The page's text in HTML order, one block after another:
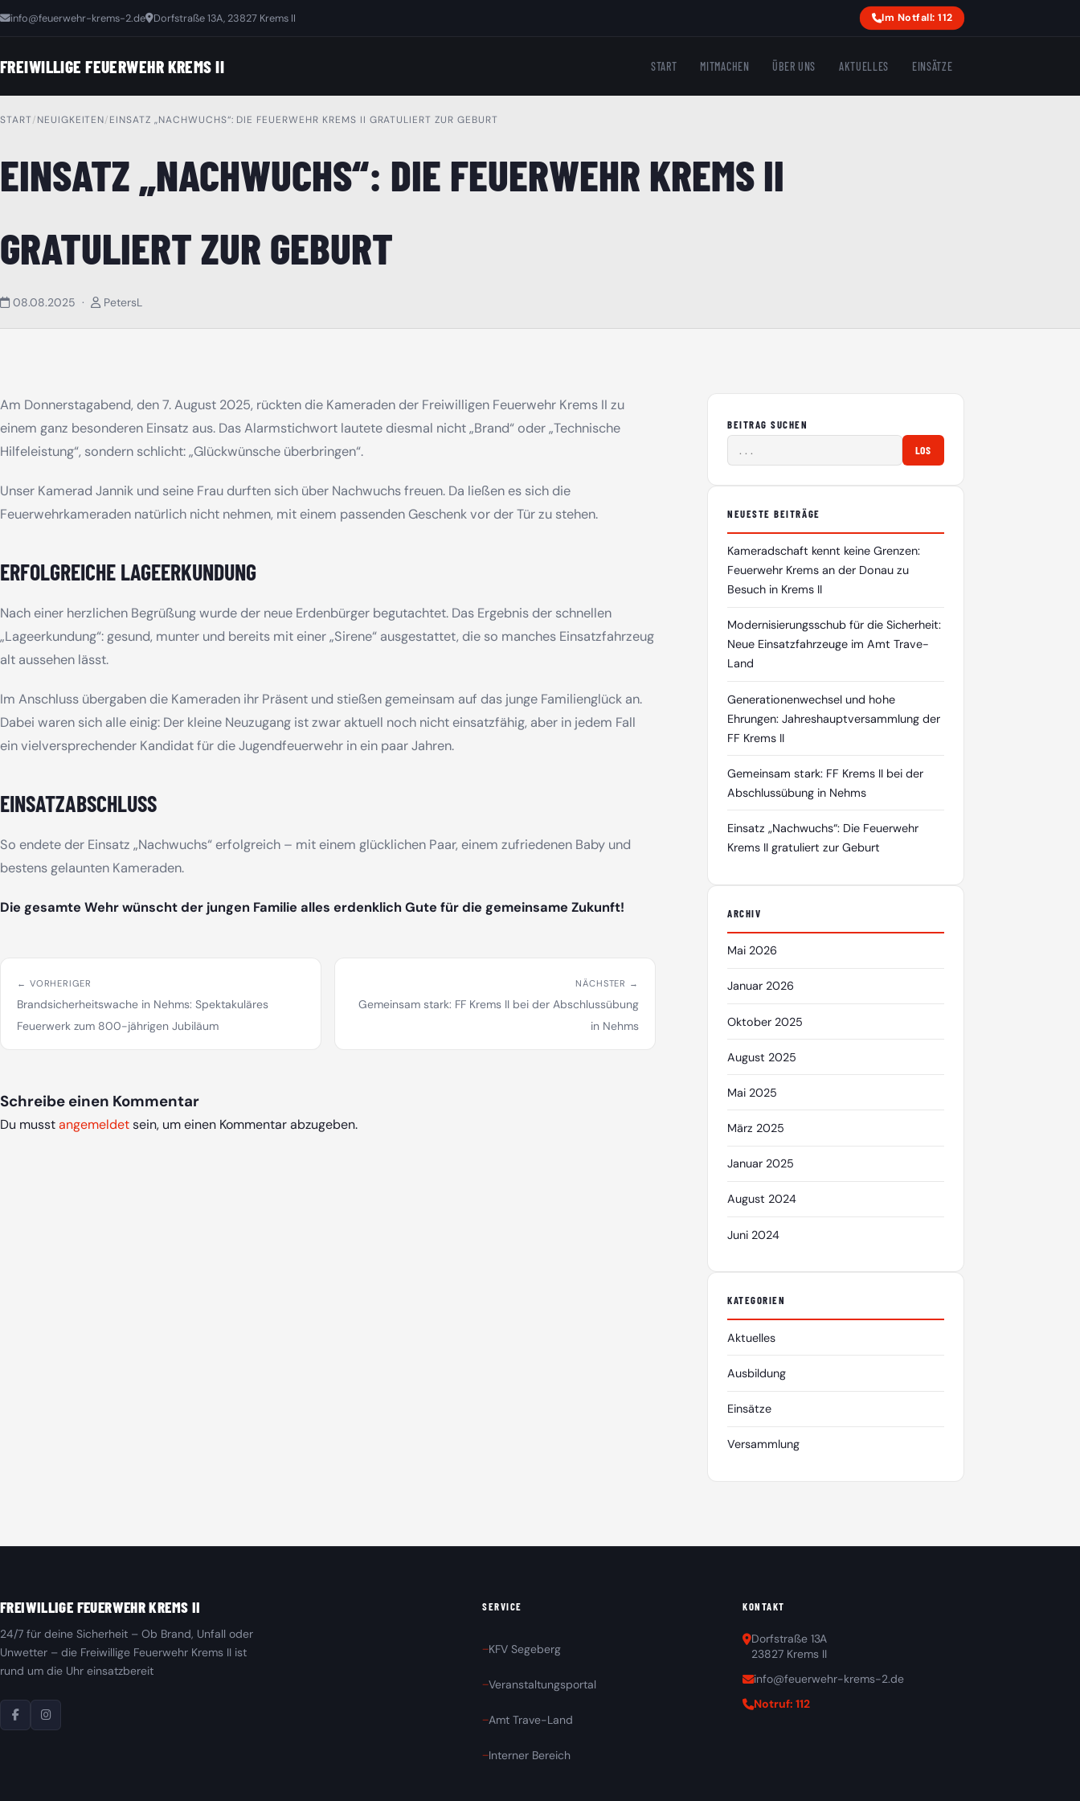
Zuminfo@feuerwehr-krems-2.de Dorfstraße 13A, 23827 Krems II Im Notfall: 112
FREIWILLIGE FEUERWEHR KREMS II START MITMACHEN ÜBER UNS AKTUELLES EINSÄTZE
START/NEUIGKEITEN/EINSATZ „NACHWUCHS“: DIE FEUERWEHR KREMS II GRATULIERT ZUR GEBURT
EINSATZ „NACHWUCHS“: DIE FEUERWEHR KREMS II
GRATULIERT ZUR GEBURT
08.08.2025 · PetersL
Am Donnerstagabend, den 7. August 2025, rückten die Kameraden der Freiwilligen Feuerwehr Krems II zu
einem ganz besonderen Einsatz aus. Das Alarmstichwort lautete diesmal nicht „Brand“ oder „Technische
Hilfeleistung“, sondern schlicht: „Glückwünsche überbringen“.
Unser Kamerad Jannik und seine Frau durften sich über Nachwuchs freuen. Da ließen es sich die
Feuerwehrkameraden natürlich nicht nehmen, mit einem passenden Geschenk vor der Tür zu stehen.
ERFOLGREICHE LAGEERKUNDUNG
Nach einer herzlichen Begrüßung wurde der neue Erdenbürger begutachtet. Das Ergebnis der schnellen
„Lageerkundung“: gesund, munter und bereits mit einer „Sirene“ ausgestattet, die so manches Einsatzfahrzeug
alt aussehen lässt.
Im Anschluss übergaben die Kameraden ihr Präsent und stießen gemeinsam auf das junge Familienglück an.
Dabei waren sich alle einig: Der kleine Neuzugang ist zwar aktuell noch nicht einsatzfähig, aber in jedem Fall
ein vielversprechender Kandidat für die Jugendfeuerwehr in ein paar Jahren.
EINSATZABSCHLUSS
So endete der Einsatz „Nachwuchs“ erfolgreich – mit einem glücklichen Paar, einem zufriedenen Baby und
bestens gelaunten Kameraden.
Die gesamte Wehr wünscht der jungen Familie alles erdenklich Gute für die gemeinsame Zukunft!
← VORHERIGER
Brandsicherheitswache in Nehms: Spektakuläres
Feuerwerk zum 800-jährigen Jubiläum
NÄCHSTER →
Gemeinsam stark: FF Krems II bei der Abschlussübung
in Nehms
Schreibe einen Kommentar
Du musstangemeldetsein, um einen Kommentar abzugeben.
BEITRAG SUCHEN
LOS
NEUESTE BEITRÄGE
Kameradschaft kennt keine Grenzen:
Feuerwehr Krems an der Donau zu
Besuch in Krems II
Modernisierungsschub für die Sicherheit:
Neue Einsatzfahrzeuge im Amt Trave-
Land
Generationenwechsel und hohe
Ehrungen: Jahreshauptversammlung der
FF Krems II
Gemeinsam stark: FF Krems II bei der
Abschlussübung in Nehms
Einsatz „Nachwuchs“: Die Feuerwehr
Krems II gratuliert zur Geburt
ARCHIV
Mai 2026
Januar 2026
Oktober 2025
August 2025
Mai 2025
März 2025
Januar 2025
August 2024
Juni 2024
KATEGORIEN
Aktuelles
Ausbildung
Einsätze
Versammlung
FREIWILLIGE FEUERWEHR KREMS II
24/7 für deine Sicherheit – Ob Brand, Unfall oder
Unwetter – die Freiwillige Feuerwehr Krems II ist
rund um die Uhr einsatzbereit
SERVICE
KFV Segeberg
Veranstaltungsportal
Amt Trave-Land
Interner Bereich
KONTAKT
Dorfstraße 13A
23827 Krems II
info@feuerwehr-krems-2.de
Notruf: 112